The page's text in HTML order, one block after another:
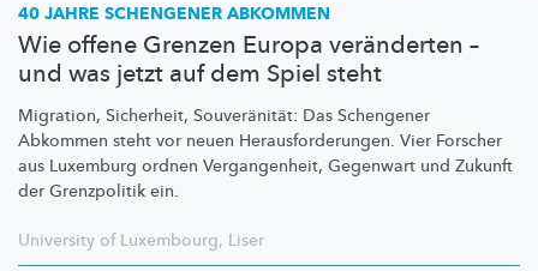
40 JAHRE SCHENGENER ABKOMMEN
Wie offene Grenzen Europa veränderten –
und was jetzt auf dem Spiel steht
Migration, Sicherheit, Souveränität: Das Schengener
Abkommen steht vor neuen Herausforderungen. Vier Forscher
aus Luxemburg ordnen Vergangenheit, Gegenwart und Zukunft
der Grenzpolitik ein.
University of Luxembourg, Liser